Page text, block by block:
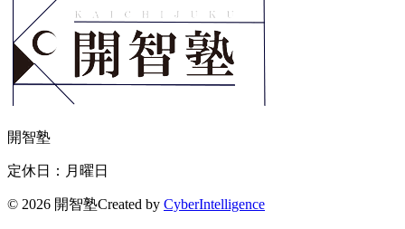
開智塾
定休日：月曜日
© 2026 開智塾Created by CyberIntelligence